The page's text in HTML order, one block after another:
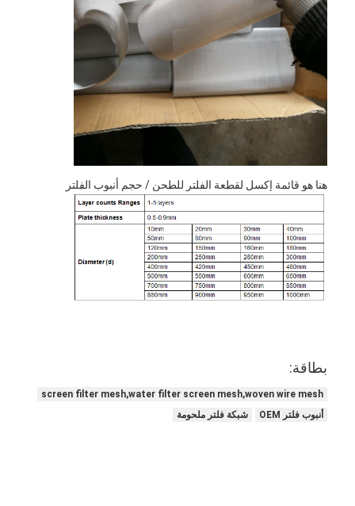
منزل
المنتجات
حول بنا
ضبط الجودة
أخبار
الدردشة الآن
الفولاذ المقاوم للصدأ X Tend Mesh
شاشة مرشح البثق
هنا هو قائمة إكسل لقطعة الفلتر للطحن / حجم أنبوب الفلتر
بطاقة:
screen filter mesh,water filter screen mesh,woven wire mesh
أنبوب فلتر OEM
شبكة فلتر ملحومة